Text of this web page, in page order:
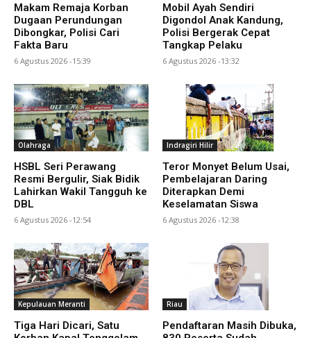
Makam Remaja Korban
Dugaan Perundungan
Dibongkar, Polisi Cari
Fakta Baru
6 Agustus 2026 -15:39
Mobil Ayah Sendiri
Digondol Anak Kandung,
Polisi Bergerak Cepat
Tangkap Pelaku
6 Agustus 2026 -13:32
Olahraga
HSBL Seri Perawang
Resmi Bergulir, Siak Bidik
Lahirkan Wakil Tangguh ke
DBL
6 Agustus 2026 -12:54
Indragiri Hilir
Teror Monyet Belum Usai,
Pembelajaran Daring
Diterapkan Demi
Keselamatan Siswa
6 Agustus 2026 -12:38
Kepulauan Meranti
Tiga Hari Dicari, Satu
Riau
Pendaftaran Masih Dibuka,